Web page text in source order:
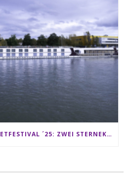
EXCELLENCE GOURMETFESTIVAL ´25: ZWEI STERNEKÖCHE ANTONIO GUIDA & DARIO MORESCO VERWÖHNEN IHRE GÄSTE AUF EINER LUXERIÖSEN SCHIFFSREISE